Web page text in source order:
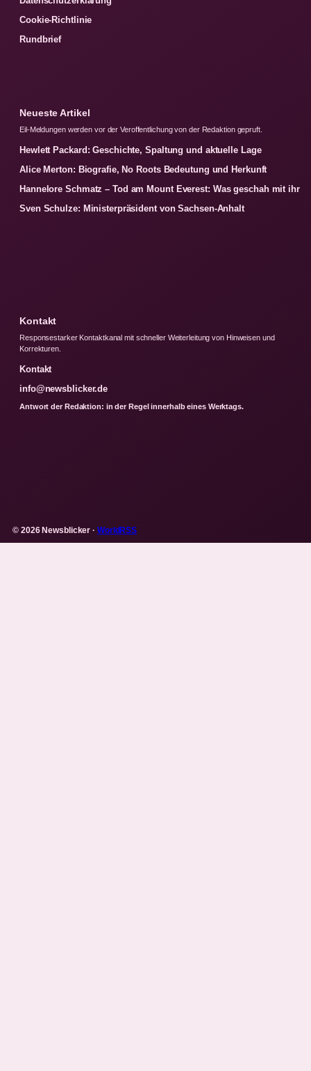
Cookie-Richtlinie
Rundbrief
Neueste Artikel
Eil-Meldungen werden vor der Veroffentlichung von der Redaktion gepruft.
Hewlett Packard: Geschichte, Spaltung und aktuelle Lage
Alice Merton: Biografie, No Roots Bedeutung und Herkunft
Hannelore Schmatz – Tod am Mount Everest: Was geschah mit ihr
Sven Schulze: Ministerpräsident von Sachsen-Anhalt
Kontakt
Responsestarker Kontaktkanal mit schneller Weiterleitung von Hinweisen und
Korrekturen.
Kontakt
info@newsblicker.de
Antwort der Redaktion: in der Regel innerhalb eines Werktags.
© 2026 Newsblicker · WorldRSS